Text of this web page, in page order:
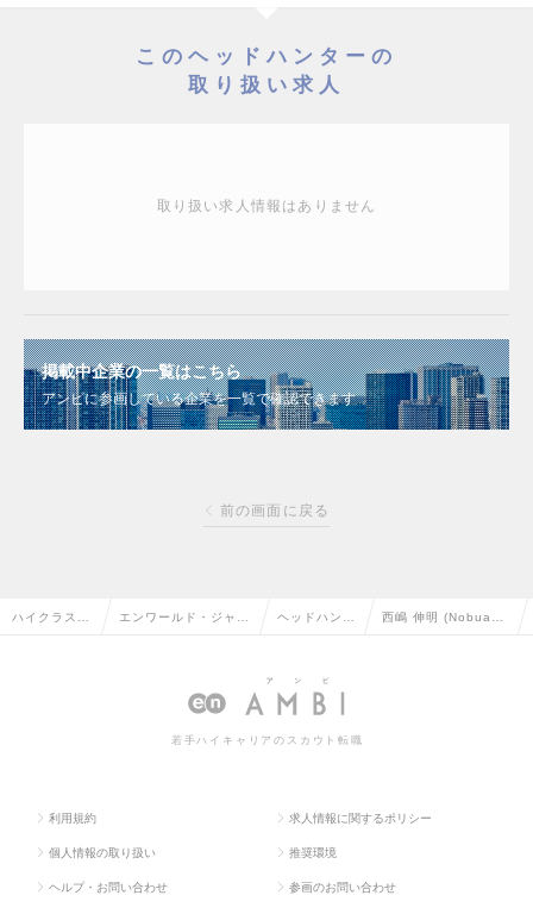
このヘッドハンターの
取り扱い求人
取り扱い求人情報はありません
掲載中企業の一覧はこちら
アンビに参画している企業を一覧で確認できます
前の画面に戻る
ハイクラス求 エンワールド・ジャパ ヘッドハンタ 西嶋 伸明 (Nobuak
若手ハイキャリアのスカウト転職
利用規約 求人情報に関するポリシー
個人情報の取り扱い 推奨環境
ヘルプ・お問い合わせ 参画のお問い合わせ